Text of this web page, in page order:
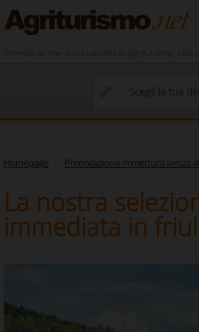
Prenota on line la tua vacanza in Agriturismo, Villa
Homepage Prenotazione immediata senza
La nostra
immediata in